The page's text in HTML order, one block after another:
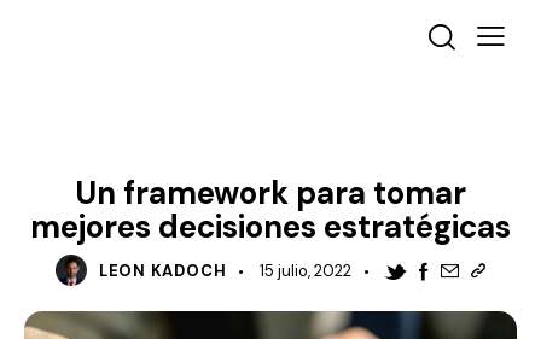
Un framework para tomar
mejores decisiones estratégicas
LEON KADOCH 15 julio, 2022